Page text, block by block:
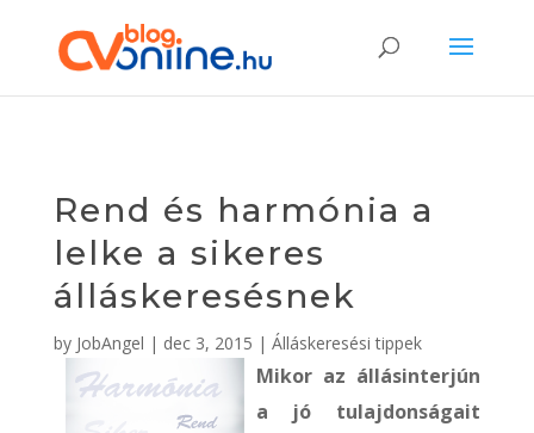
Rend és harmónia a
lelke a sikeres
álláskeresésnek
by JobAngel | dec 3, 2015 | Álláskeresési tippek
Mikor az állásinterjún
a jó tulajdonságait